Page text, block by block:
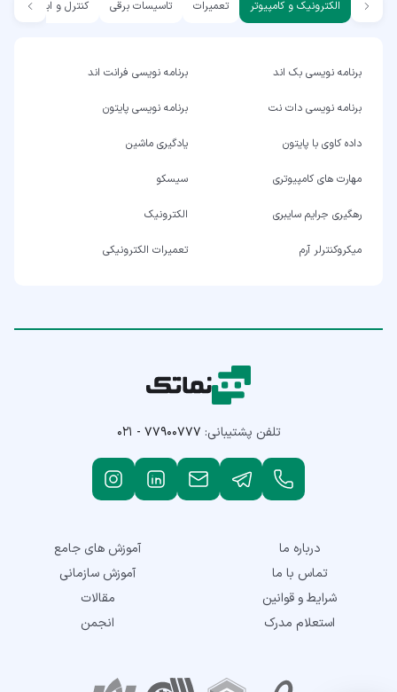
الکترونیک و کامپیوتر تعمیرات تاسیسات برقی کنترل و ابزار دقیق
برنامه نویسی بک اند برنامه نویسی فرانت اند
برنامه نویسی دات نت برنامه نویسی پایتون
داده کاوی با پایتون یادگیری ماشین
مهارت های کامپیوتری سیسکو
رهگیری جرایم سایبری الکترونیک
میکروکنترلر آرم تعمیرات الکترونیکی
تلفن پشتیبانی: ۰۲۱ - ۷۷۹۰۰۷۷۷
درباره ما
تماس با ما
شرایط و قوانین
استعلام مدرک
آموزش های جامع
آموزش سازمانی
مقالات
انجمن
نمادهای اعتماد